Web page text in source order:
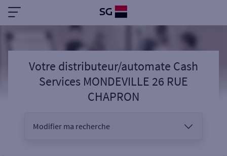
Votre distributeur/automate Cash
Services MONDEVILLE 26 RUE
CHAPRON
Modifier ma recherche